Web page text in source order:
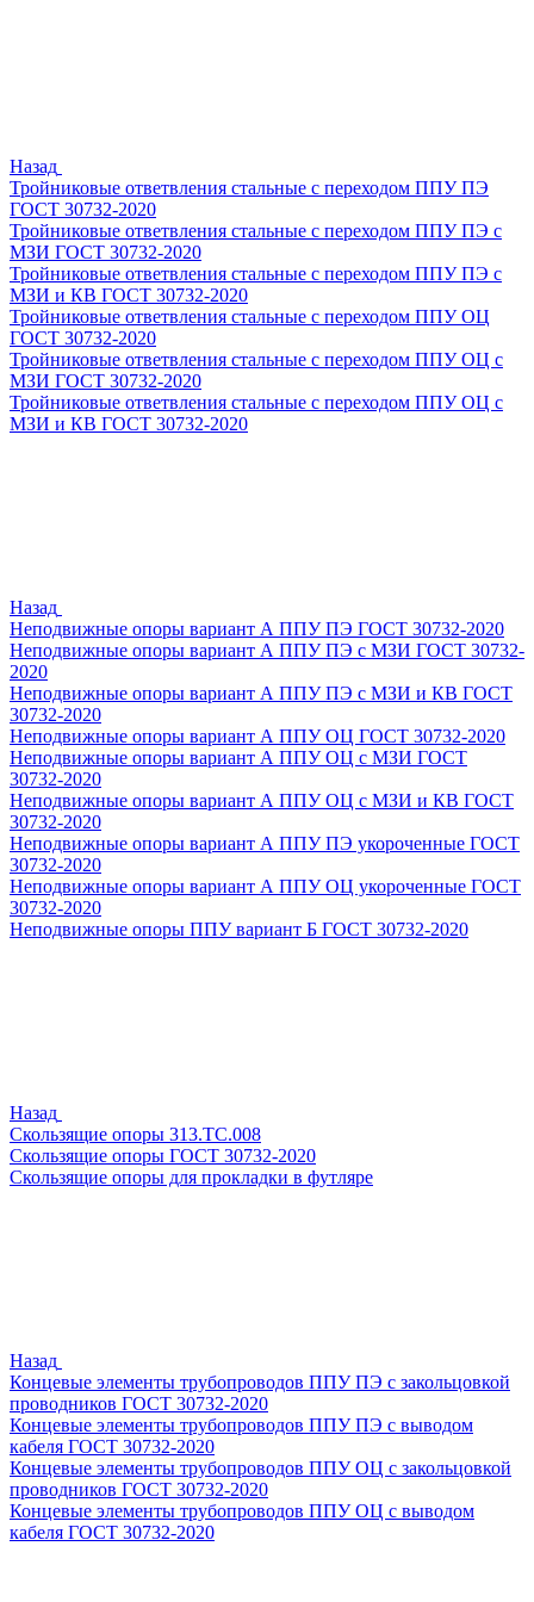
Назад
Тройниковые ответвления стальные с переходом ППУ ПЭ
ГОСТ 30732-2020
Тройниковые ответвления стальные с переходом ППУ ПЭ с
МЗИ ГОСТ 30732-2020
Тройниковые ответвления стальные с переходом ППУ ПЭ с
МЗИ и КВ ГОСТ 30732-2020
Тройниковые ответвления стальные с переходом ППУ ОЦ
ГОСТ 30732-2020
Тройниковые ответвления стальные с переходом ППУ ОЦ с
МЗИ ГОСТ 30732-2020
Тройниковые ответвления стальные с переходом ППУ ОЦ с
МЗИ и КВ ГОСТ 30732-2020
Назад
Неподвижные опоры вариант А ППУ ПЭ ГОСТ 30732-2020
Неподвижные опоры вариант А ППУ ПЭ с МЗИ ГОСТ 30732-
2020
Неподвижные опоры вариант А ППУ ПЭ с МЗИ и КВ ГОСТ
30732-2020
Неподвижные опоры вариант А ППУ ОЦ ГОСТ 30732-2020
Неподвижные опоры вариант А ППУ ОЦ с МЗИ ГОСТ
30732-2020
Неподвижные опоры вариант А ППУ ОЦ с МЗИ и КВ ГОСТ
30732-2020
Неподвижные опоры вариант А ППУ ПЭ укороченные ГОСТ
30732-2020
Неподвижные опоры вариант А ППУ ОЦ укороченные ГОСТ
30732-2020
Неподвижные опоры ППУ вариант Б ГОСТ 30732-2020
Назад
Скользящие опоры 313.ТС.008
Скользящие опоры ГОСТ 30732-2020
Скользящие опоры для прокладки в футляре
Назад
Концевые элементы трубопроводов ППУ ПЭ с закольцовкой
проводников ГОСТ 30732-2020
Концевые элементы трубопроводов ППУ ПЭ с выводом
кабеля ГОСТ 30732-2020
Концевые элементы трубопроводов ППУ ОЦ с закольцовкой
проводников ГОСТ 30732-2020
Концевые элементы трубопроводов ППУ ОЦ с выводом
кабеля ГОСТ 30732-2020